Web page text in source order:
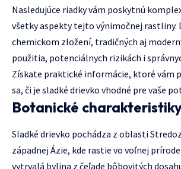
Nasledujúce riadky vám poskytnú
všetky aspekty tejto výnimočnej rastliny.
chemickom zložení, tradičných aj
použitia, potenciálnych rizikách i
Získate praktické informácie, ktoré vám
sa, či je sladké drievko vhodné pre vaše
Botanické
Sladké drievko pochádza z oblasti
západnej Ázie, kde rastie vo voľnej
vytrvalá bylina z čeľade bôbovitých